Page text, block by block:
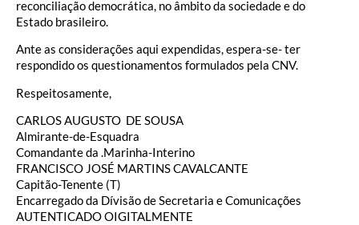
reconciliação democrática, no âmbito da sociedade e do
Estado brasileiro.
Ante as considerações aqui expendidas, espera-se- ter
respondido os questionamentos formulados pela CNV.
Respeitosamente,
CARLOS AUGUSTO DE SOUSA
Almirante-de-Esquadra
Comandante da .Marinha-Interino
FRANCISCO JOSÉ MARTINS CAVALCANTE
Capitão-Tenente (T)
Encarregado da Dívisão de Secretaria e Comunicações
AUTENTICADO OIGITALMENTE